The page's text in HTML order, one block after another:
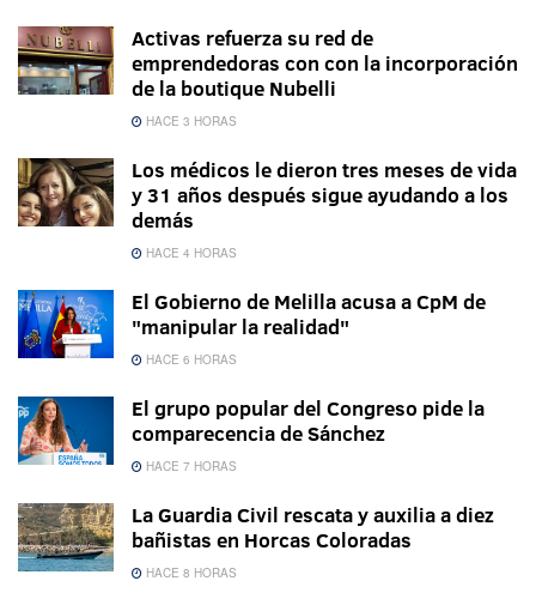
Activas refuerza su red de
emprendedoras con con la incorporación
de la boutique Nubelli
HACE 3 HORAS
Los médicos le dieron tres meses de vida
y 31 años después sigue ayudando a los
demás
HACE 4 HORAS
El Gobierno de Melilla acusa a CpM de
"manipular la realidad"
HACE 6 HORAS
El grupo popular del Congreso pide la
comparecencia de Sánchez
HACE 7 HORAS
La Guardia Civil rescata y auxilia a diez
bañistas en Horcas Coloradas
HACE 8 HORAS